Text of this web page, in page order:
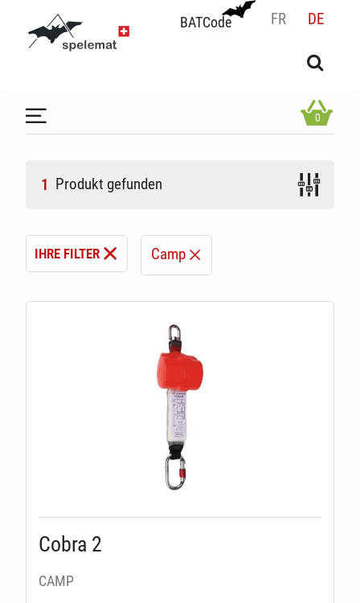
BATCode FR DE
BATCode
OK
0
1 Produkt gefunden
IHRE FILTER Camp
Cobra 2
CAMP